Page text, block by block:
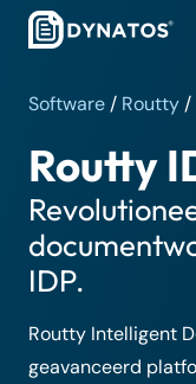
Software / Routty /
Routty
IDP.
Routty Intelligent
geavanceerd